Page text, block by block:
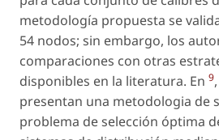
metodología propuesta se
54 nodos; sin embargo, los
comparaciones con otras
disponibles en la literatura. En 9
presentan una metodologia de
problema de selección óptima